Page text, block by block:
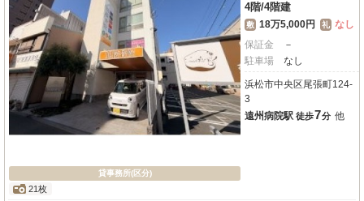
貸事務所(区分)
21枚
4階/4階建
敷 18万5,000円 礼 なし
保証金
－
駐車場
なし
浜松市中央区尾張町124-
3
遠州病院駅 徒歩7分 他